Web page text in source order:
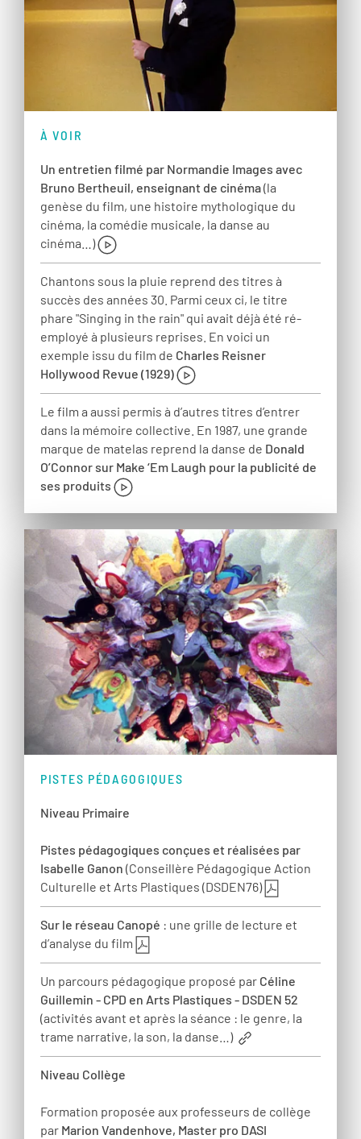
À VOIR
Un entretien filmé par Normandie Images avec
Bruno Bertheuil, enseignant de cinéma(la
genèse du film, une histoire mythologique du
cinéma, la comédie musicale, la danse au
cinéma…)
Chantons sous la pluie reprend des titres à
succès des années 30. Parmi ceux ci, le titre
phare "Singing in the rain" qui avait déjà été ré-
employé à plusieurs reprises. En voici un
exemple issu du film de Charles Reisner
Hollywood Revue (1929)
Le film a aussi permis à d’autres titres d’entrer
dans la mémoire collective. En 1987, une grande
marque de matelas reprend la danse de Donald
O’Connor sur Make ‘Em Laugh pour la publicité de
ses produits
PISTES PÉDAGOGIQUES
Niveau Primaire
Pistes pédagogiques conçues et réalisées par
Isabelle Ganon (Conseillère Pédagogique Action
Culturelle et Arts Plastiques (DSDEN76)
Sur le réseau Canopé : une grille de lecture et
d’analyse du film
Un parcours pédagogique proposé par Céline
Guillemin - CPD en Arts Plastiques - DSDEN 52
(activités avant et après la séance : le genre, la
trame narrative, la son, la danse…)
Niveau Collège
Formation proposée aux professeurs de collège
par Marion Vandenhove, Master pro DASI